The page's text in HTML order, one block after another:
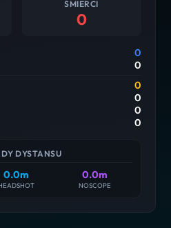
ŚMIERCI
0
0
0
0
0
0
0
DYSTANSU
0.0m 0.0m
NOSCOPE